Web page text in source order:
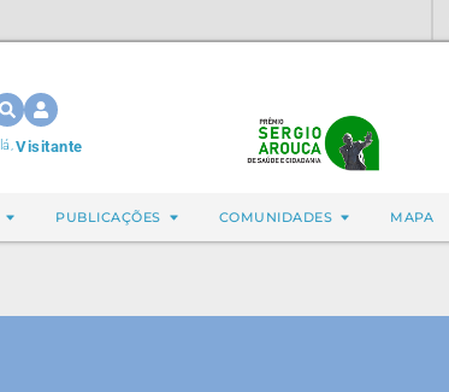
Visitante
PUBLICAÇÕES COMUNIDADES MAPA